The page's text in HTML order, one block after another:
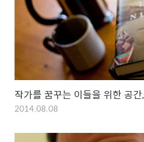
작가를 꿈꾸는 이들을 위한 공간
2014.08.08